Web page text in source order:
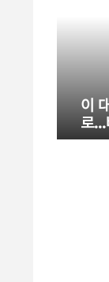
이
로…